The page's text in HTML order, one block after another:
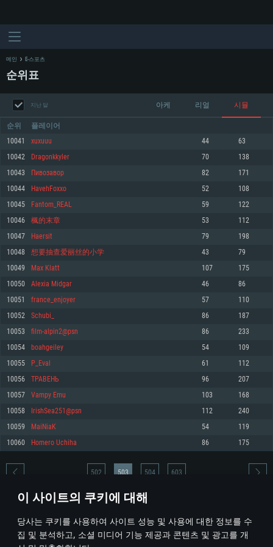
이 사이트의 쿠키에 대해
당사는 쿠키를 사용하여 사이트 성능 및 사용에 대한 정보를 수
집 및 분석하고, 소셜 미디어 기능 제공과 콘텐츠 및 광고를 개
최소사양
운영체제: Windows 10 (64 bit)
프로세서: 2.2 GHz 듀얼코어 이상
메모리: 4GB
그래픽 카드: DirectX 11 이상을 지원하는 AMD Radeon 77XX / NVIDIA
GeForce GT 660. 최소 사양 해상도: 720p
네트워크: 브로드밴드 인터넷
여유 저장 공간: 22.1 GB (최소 클라이언트)
권장 사양
570 혹은 그 이상
여유 저장 공간: 62.2 GB (전체 클라이언트)
최소사양
운영체제: Mac OS Big Sur 11.0
프로세서: 최소 2.2 GHz의 Core i5 (Intel Xeon 은 지원하지 않습니다)
메모리: 6 GB
그래픽 카드: Metal 을 지원하는 Intel Iris Pro 5200 (Mac), 혹은 이와 비슷한 성
능을 가지는 Mac 버전의 AMD/Nvidia. 최소 해상도: 720p
네트워크: 브로드밴드 인터넷
여유 저장 공간: 22.1 GB (최소 클라이언트)
권장 사양
네트워크: 브로드밴드 인터넷
여유 저장 공간: 62.2 GB (전체 클라이언트)
최소사양
운영체제: 64bit Linux 중 최신 버전
프로세서: 2.4 GHz 듀얼코어
메모리: 4 GB
그래픽 카드: Vulkan 을 지원하고, 최신 그래픽 드라이버를 지원하는 NVIDIA
660 (6개월 미만) 혹은 그와 동급의 성능을 가지며 최신 그래픽 드라이버를 지
원하는 AMD (6개월 미만; 최소사양 지원 해상도 720p)
네트워크: 브로드밴드 인터넷
여유 저장 공간: 22.1 GB (최소 클라이언트)
권장 사양
운영체제: Ubuntu 20.04 64bit
프로세서: Intel Core i7
메모리: 16 GB
그래픽 카드: Vulkan 을 지원하고, 최신 그래픽 드라이버를 지원하는 NVIDIA
1060 (6개월 미만) 혹은 그와 동급의 성능을 가지며 최신 그래픽 드라이버를
지원하는 AMD RX 570 (6개월 미만; 최소사양 지원 해상도 720p) 이상
여유 저장 공간: 62.2 GB (전체 클라이언트)
메인 E-스포츠
순위표
지난 달 아케 리얼 시뮬
순위 플레이어
10041 xuxuuu 44 63
10042 Dragonkkyler 70 138
10043 Пивозавор 82 171
10044 HavehFoxxo 52 108
10045 Fantom_REAL 59 122
10046 楓的末章 53 112
10047 Haersit 79 198
10048 想要抽查爱丽丝的小学 43 79
10049 Max Klatt 107 175
10050 Alexia Midgar 46 86
10051 france_enjoyer 57 110
10052 Schubi_ 86 187
10053 film-alpin2@psn 86 233
10054 boahgeiley 54 109
10055 P_Eval 61 112
10056 TPABEHЬ 96 207
10057 Vampy Emu 103 168
10058 IrishSea251@psn 112 240
10059 MaiNiaK 54 119
10060 Homero Uchiha 86 175
* 순위표는 매일 1회 갱신됩니다
502 503 504 603